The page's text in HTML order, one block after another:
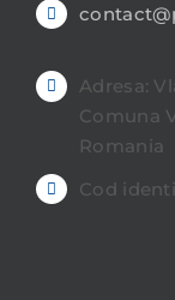
Adresa:
Comuna
Romania
Cod